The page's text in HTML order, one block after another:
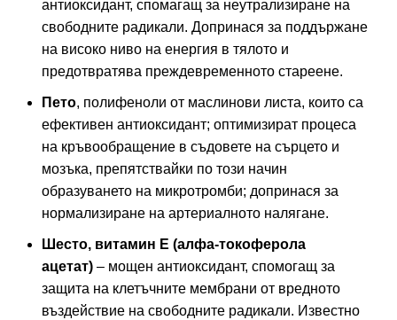
антиоксидант, спомагащ за неутрализиране на
свободните радикали. Допринася за поддържане
на високо ниво на енергия в тялото и
предотвратява преждевременното стареене.
Пето, полифеноли от маслинови листа, които са
ефективен антиоксидант; оптимизират процеса
на кръвообращение в съдовете на сърцето и
мозъка, препятствайки по този начин
образуването на микротромби; допринася за
нормализиране на артериалното налягане.
Шесто, витамин Е (алфа-токоферола
ацетат) – мощен антиоксидант, спомогащ за
защита на клетъчните мембрани от вредното
въздействие на свободните радикали. Известно